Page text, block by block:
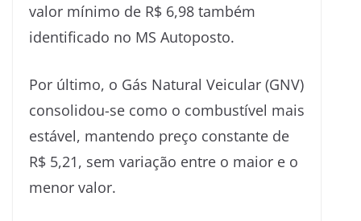
valor mínimo de R$ 6,98 também
identificado no MS Autoposto.
Por último, o Gás Natural Veicular (GNV)
consolidou-se como o combustível mais
estável, mantendo preço constante de
R$ 5,21, sem variação entre o maior e o
menor valor.